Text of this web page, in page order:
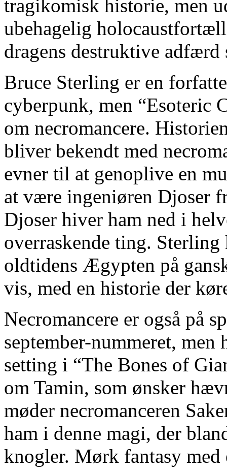
tragikomisk historie, men
ubehagelig
dragens destruktive adfærd
Bruce Sterling er en
cyberpunk, men “Esoteric
om necromancere.
bliver bekendt med
evner til at genoplive en
at være ingeniøren Djoser
Djoser hiver ham ned i
overraskende ting.
oldtidens Ægypten på
vis, med en historie der
Necromancere er også på
september-nummeret,
setting i “The Bones of
om Tamin, som ønsker
møder necromanceren
ham i denne magi, der
knogler. Mørk fantasy